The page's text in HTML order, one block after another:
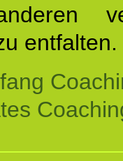
entfalten.